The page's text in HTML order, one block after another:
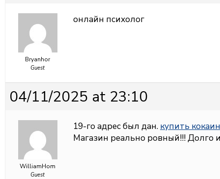
Bryanhor
Guest
онлайн психолог
04/11/2025 at 23:10
WilliamHom
Guest
19-го адрес был дан. купить
Магазин реально ровный!!! Долго